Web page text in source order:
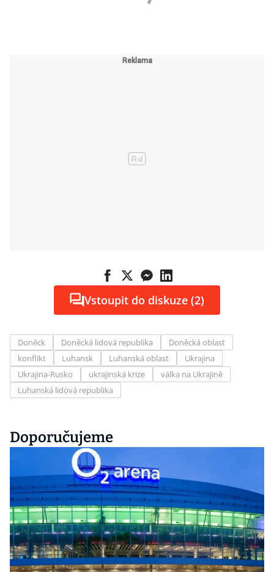
Vstoupit do diskuze (2)
Doněck Doněcká lidová republika
Doněcká oblast
konflikt
Luhansk Luhanská oblast
Ukrajina
Ukrajina-Rusko
ukrajinská krize
válka na Ukrajině
Luhanská lidová republika
Doporučujeme